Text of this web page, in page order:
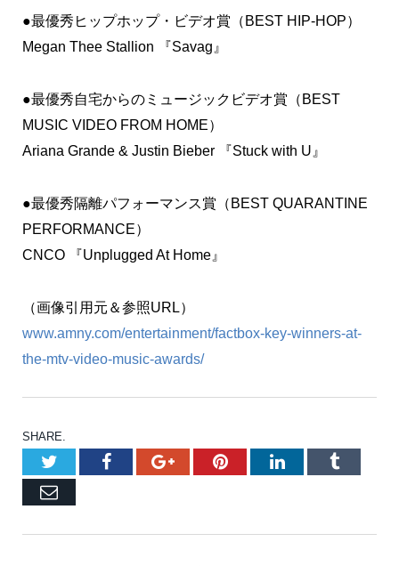
●最優秀ヒップホップ・ビデオ賞（BEST HIP-HOP）
Megan Thee Stallion 『Savag』
●最優秀自宅からのミュージックビデオ賞（BEST
MUSIC VIDEO FROM HOME）
Ariana Grande & Justin Bieber 『Stuck with U』
●最優秀隔離パフォーマンス賞（BEST QUARANTINE
PERFORMANCE）
CNCO 『Unplugged At Home』
（画像引用元＆参照URL）
www.amny.com/entertainment/factbox-key-winners-at-
the-mtv-video-music-awards/
SHARE.
TwitterFacebookGoogle+PinterestLinkedInTumblr
Email